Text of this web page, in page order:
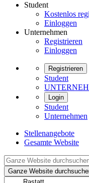
Student
Kostenlos
Einloggen
Unternehmen
Registrieren
Einloggen
Registrieren
Student
Login
Student
Unternehmen
Stellenangebote
Gesamte Website